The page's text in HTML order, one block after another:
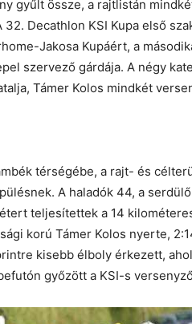
gyűlt össze, a rajtlistán
Decathlon KSI Kupa első
Jakosa Kupáért, a
szervező gárdája. A négy
Támer Kolos mindkét
térségébe, a rajt- és
A haladók 44, a
teljesítettek a 14
korú Támer Kolos nyerte,
kisebb élboly érkezett, ahol
győzött a KSI-s